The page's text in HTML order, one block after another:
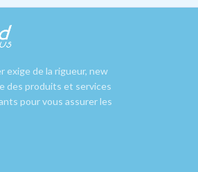
exige de la rigueur, new
des produits et services
pour vous assurer les